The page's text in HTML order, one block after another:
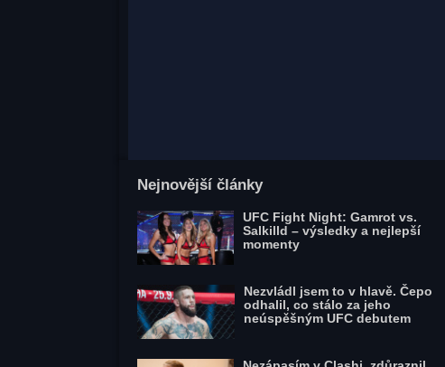
Nejnovější články
UFC Fight Night: Gamrot vs.
Salkilld – výsledky a nejlepší
momenty
Nezvládl jsem to v hlavě. Čepo
odhalil, co stálo za jeho
neúspěšným UFC debutem